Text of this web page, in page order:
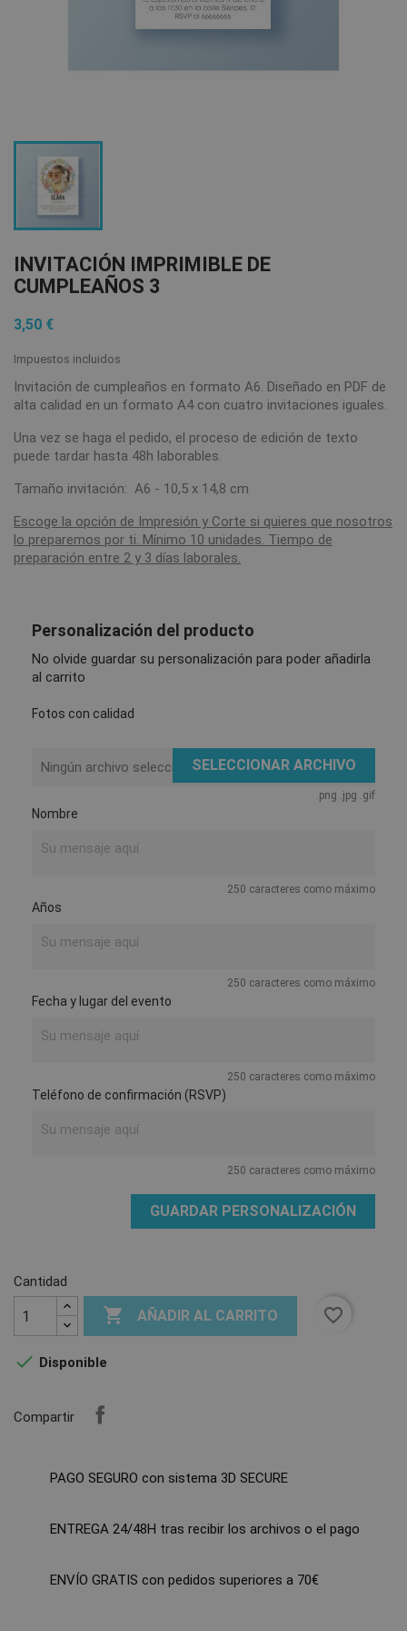
INVITACIÓN IMPRIMIBLE DE
CUMPLEAÑOS 3
3,50 €
Impuestos incluidos
Invitación de cumpleaños en formato A6. Diseñado en PDF de
alta calidad en un formato A4 con cuatro invitaciones iguales.
Una vez se haga el pedido, el proceso de edición de texto
puede tardar hasta 48h laborables.
Tamaño invitación: A6 - 10,5 x 14,8 cm
Escoge la opción de Impresión y Corte si quieres que nosotros
lo preparemos por ti. Mínimo 10 unidades. Tiempo de
preparación entre 2 y 3 días laborales.
Personalización del producto
No olvide guardar su personalización para poder añadirla
al carrito
Fotos con calidad
Ningún archivo seleccionadoSELECCIONAR ARCHIVO
.png .jpg .gif
Nombre
250 caracteres como máximo
Años
250 caracteres como máximo
Fecha y lugar del evento
250 caracteres como máximo
Teléfono de confirmación (RSVP)
250 caracteres como máximo
GUARDAR PERSONALIZACIÓN
Cantidad
 AÑADIR AL CARRITO favorite_border
 Disponible
Compartir
PAGO SEGURO con sistema 3D SECURE
ENTREGA 24/48H tras recibir los archivos o el pago
ENVÍO GRATIS con pedidos superiores a 70€